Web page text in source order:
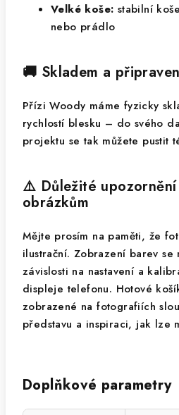
Velké koše: stabilní
nebo prádlo
🚚 Skladem a
Přízi Woody máme fyzicky
rychlostí blesku – do svého
projektu se tak můžete pustit
⚠️ Důležité
obrázkům
Mějte prosím na paměti, že
ilustrační. Zobrazení barev se
závislosti na nastavení a
displeje telefonu. Hotové
zobrazené na fotografiích
představu a inspiraci, jak lze
Doplňkové parametry